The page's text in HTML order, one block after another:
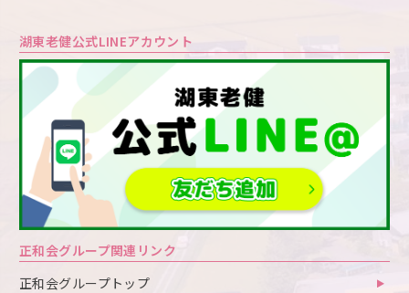
湖東老健公式LINEアカウント
正和会グループ関連リンク
正和会グループトップ